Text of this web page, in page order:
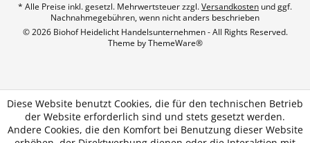
* Alle Preise inkl. gesetzl. Mehrwertsteuer zzgl.Versandkosten und ggf.
Nachnahmegebühren, wenn nicht anders beschrieben
© 2026 Biohof Heidelicht Handelsunternehmen - All Rights Reserved.
Theme byThemeWare®
Diese Website benutzt Cookies, die für den technischen Betrieb
der Website erforderlich sind und stets gesetzt werden.
Andere Cookies, die den Komfort bei Benutzung dieser Website